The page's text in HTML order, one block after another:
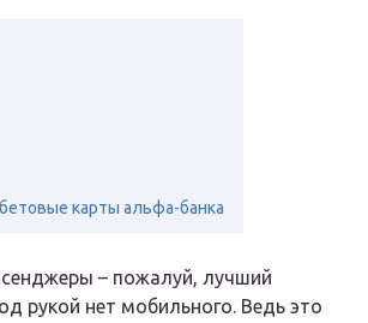
карты альфа-банка
– пожалуй, лучший
рукой нет мобильного. Ведь это